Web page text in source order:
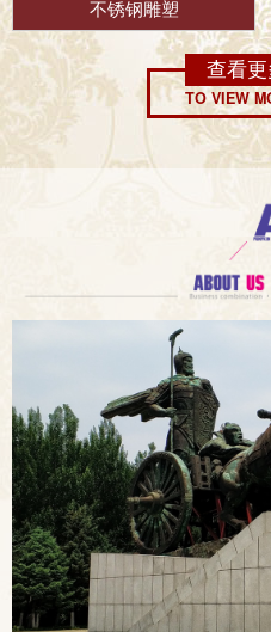
不锈钢雕塑
查看
TO VIEW